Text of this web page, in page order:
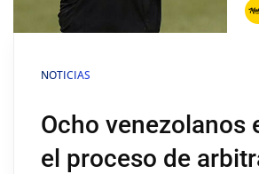
NOTICIAS
Ocho venezolanos
el proceso de